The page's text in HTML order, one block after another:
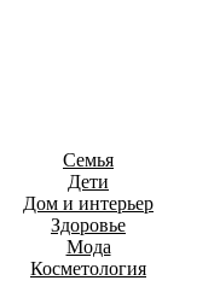
Семья
Дети
Дом и интерьер
Здоровье
Мода
Косметология